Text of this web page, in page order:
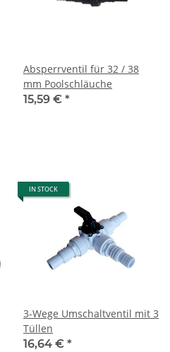
Absperrventil für 32 / 38
mm Poolschläuche
15,59 € *
IN STOCK
3-Wege Umschaltventil mit 3
Tüllen
16,64 € *